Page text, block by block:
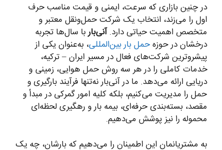
در چنین بازاری که سرعت، ایمنی و قیمت مناسب حرف
اول را می‌زند، انتخاب یک شرکت حمل‌ونقل معتبر و
متخصص اهمیت حیاتی دارد.آنی‌باربا سال‌ها تجربه
درخشان در حوزهحمل بار بین‌المللی، به‌عنوان یکی از
پیشروترین شرکت‌های فعال در مسیر ایران – ترکیه،
خدمات کاملی را در هر سه روش حمل هوایی، زمینی و
دریایی ارائه می‌دهد. ما در آنی‌بار نه‌تنها فرآیند بارگیری و
حمل را مدیریت می‌کنیم، بلکه کلیه امور گمرکی در مبدأ و
مقصد، بسته‌بندی حرفه‌ای، بیمه بار و رهگیری لحظه‌ای
محموله را نیز پوشش می‌دهیم.
به مشتریانمان این اطمینان را می‌دهیم که بارشان، چه یک